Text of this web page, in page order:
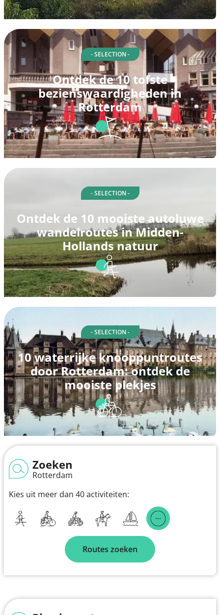
- SELECTION -
Ontdek de 10 tofste
bezienswaardigheden in
Rotterdam
- SELECTION -
Ontdek de 10 mooiste autoluwe
wandelroutes in Midden-
Hollands natuur
- SELECTION -
10 waterrijke knooppuntroutes
door Rotterdam: ontdek de
mooiste plekjes
Zoeken
Rotterdam
Kies uit meer dan 40 activiteiten:
Routes zoeken